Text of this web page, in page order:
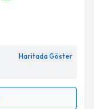
Haritada Göster